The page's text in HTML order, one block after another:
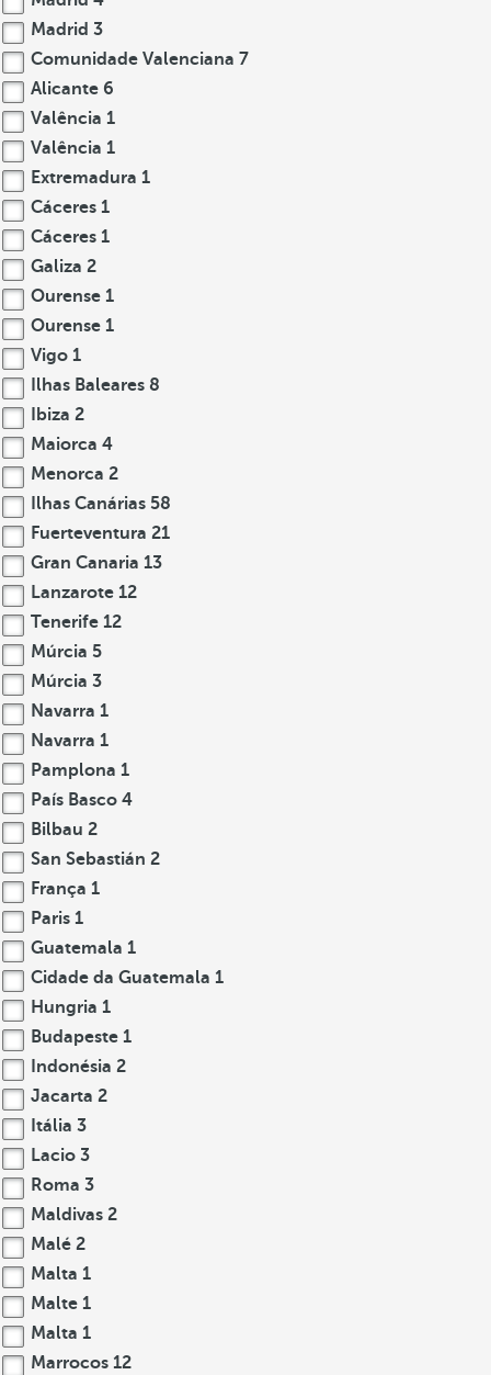
Madrid 3
Comunidade Valenciana 7
Alicante 6
Valência 1
Valência 1
Extremadura 1
Cáceres 1
Cáceres 1
Galiza 2
Ourense 1
Ourense 1
Vigo 1
Ilhas Baleares 8
Ibiza 2
Maiorca 4
Menorca 2
Ilhas Canárias 58
Fuerteventura 21
Gran Canaria 13
Lanzarote 12
Tenerife 12
Múrcia 5
Múrcia 3
Navarra 1
Navarra 1
Pamplona 1
País Basco 4
Bilbau 2
San Sebastián 2
França 1
Paris 1
Guatemala 1
Cidade da Guatemala 1
Hungria 1
Budapeste 1
Indonésia 2
Jacarta 2
Itália 3
Lacio 3
Roma 3
Maldivas 2
Malé 2
Malta 1
Malte 1
Malta 1
Marrocos 12